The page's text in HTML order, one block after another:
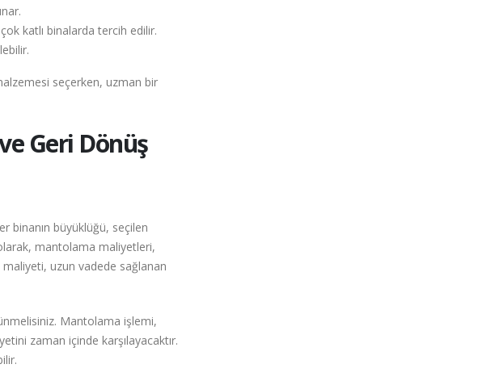
katlı binalarda tercih edilir.
seçerken, uzman bir
Geri Dönüş
binanın büyüklüğü, seçilen
mantolama maliyetleri,
uzun vadede sağlanan
Mantolama işlemi,
zaman içinde karşılayacaktır.